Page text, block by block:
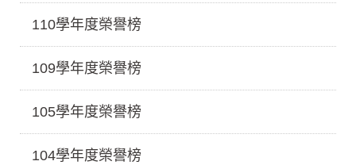
110學年度榮譽榜
109學年度榮譽榜
105學年度榮譽榜
104學年度榮譽榜